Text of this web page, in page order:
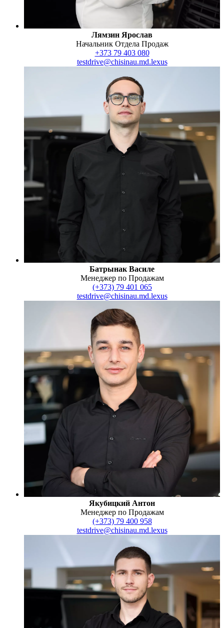
Лямзин Ярослав
Начальник Отдела Продаж
+373 79 403 080
testdrive@chisinau.md.lexus
Батрынак Василе
Менеджер по Продажам
(+373) 79 401 065
testdrive@chisinau.md.lexus
Якубицкий Антон
Менеджер по Продажам
(+373) 79 400 958
testdrive@chisinau.md.lexus